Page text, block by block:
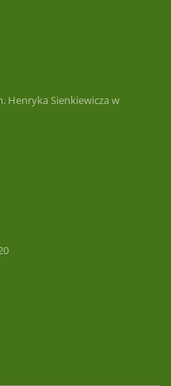
Henryka Sienkiewicza w